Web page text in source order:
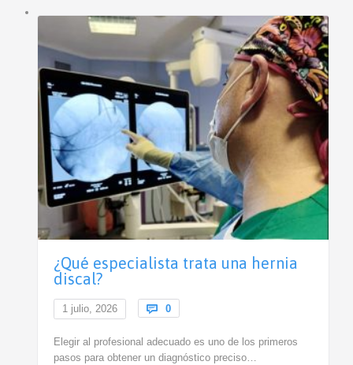
¿Qué especialista trata una hernia
discal?
1 julio, 2026  0Comments
Elegir al profesional adecuado es uno de los primeros
pasos para obtener un diagnóstico preciso…